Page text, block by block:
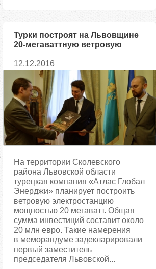
Турки построят на Львовщине
20-мегаваттную ветровую
12.12.2016
На территории Сколевского
района Львовской области
турецкая компания «Атлас Глобал
Энерджи» планирует построить
ветровую электростанцию
мощностью 20 мегаватт. Общая
сумма инвестиций составит около
20 млн евро. Такие намерения
в меморандуме задекларировали
первый заместитель
председателя Львовской...